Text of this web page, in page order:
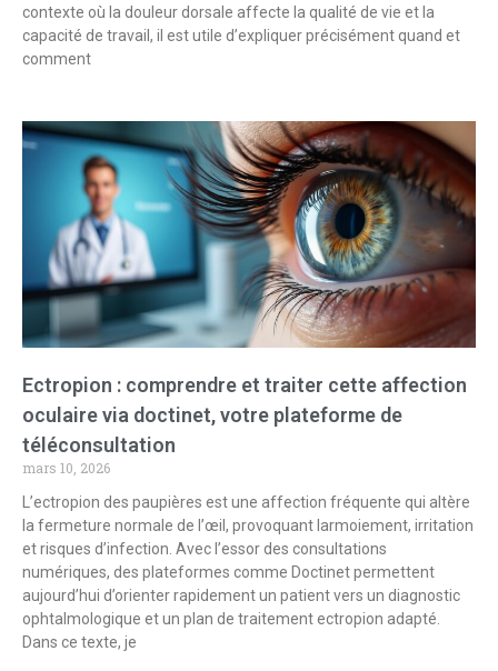
contexte où la douleur dorsale affecte la qualité de vie et la
capacité de travail, il est utile d’expliquer précisément quand et
comment
Ectropion : comprendre et traiter cette affection
oculaire via doctinet, votre plateforme de
téléconsultation
mars 10, 2026
L’ectropion des paupières est une affection fréquente qui altère
la fermeture normale de l’œil, provoquant larmoiement, irritation
et risques d’infection. Avec l’essor des consultations
numériques, des plateformes comme Doctinet permettent
aujourd’hui d’orienter rapidement un patient vers un diagnostic
ophtalmologique et un plan de traitement ectropion adapté.
Dans ce texte, je